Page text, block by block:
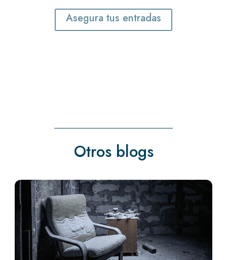
Asegura tus entradas
Otros blogs